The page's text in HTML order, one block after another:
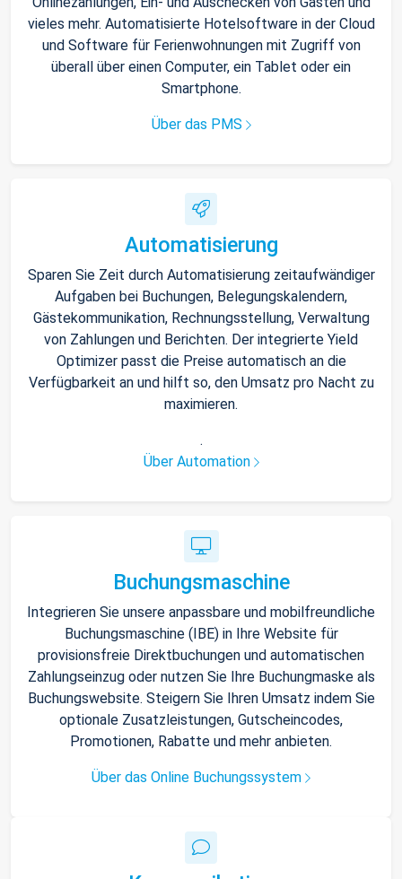
vieles mehr. Automatisierte Hotelsoftware in der Cloud
und Software für Ferienwohnungen mit Zugriff von
überall über einen Computer, ein Tablet oder ein
Smartphone.
Über das PMS
Automatisierung
Sparen Sie Zeit durch Automatisierung zeitaufwändiger
Aufgaben bei Buchungen, Belegungskalendern,
Gästekommunikation, Rechnungsstellung, Verwaltung
von Zahlungen und Berichten. Der integrierte Yield
Optimizer passt die Preise automatisch an die
Verfügbarkeit an und hilft so, den Umsatz pro Nacht zu
maximieren.
.
Über Automation
Buchungsmaschine
Integrieren Sie unsere anpassbare und mobilfreundliche
Buchungsmaschine (IBE) in Ihre Website für
provisionsfreie Direktbuchungen und automatischen
Zahlungseinzug oder nutzen Sie Ihre Buchungmaske als
Buchungswebsite. Steigern Sie Ihren Umsatz indem Sie
optionale Zusatzleistungen, Gutscheincodes,
Promotionen, Rabatte und mehr anbieten.
Über das Online Buchungssystem